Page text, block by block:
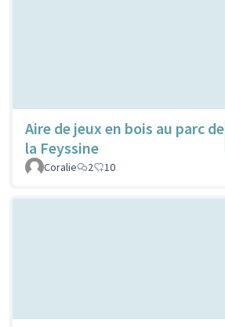
Aire de jeux en bois au parc de
la Feyssine
Coralie
2 10